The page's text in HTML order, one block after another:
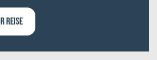
REISE